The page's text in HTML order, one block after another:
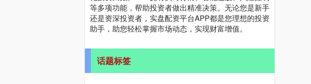
等多项功能，帮助投资者做出精准决策。无论您是新手
还是资深投资者，实盘配资平台APP都是您理想的投资
助手，助您轻松掌握市场动态，实现财富增值。
话题标签